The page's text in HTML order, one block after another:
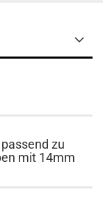
zu
mit 14mm